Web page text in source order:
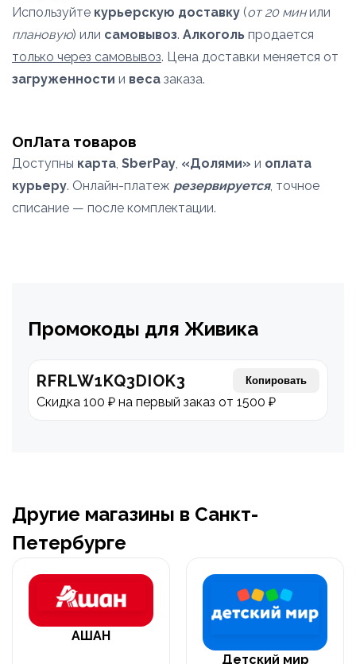
Используйте курьерскую доставку (от 20 минили
плановую) или самовывоз. Алкоголь продается
только через самовывоз. Цена доставки меняется от
загруженности и веса заказа.
ОпЛата товаров
Доступны карта, SberPay, «Долями» и оплата
курьеру. Онлайн-платеж резервируется, точное
списание — после комплектации.
Промокоды для Живика
RFRLW1KQ3DIOK3 Копировать
Скидка 100 ₽ на первый заказ от 1500 ₽
Другие магазины в Санкт-
Петербурге
АШАН
Детский мир